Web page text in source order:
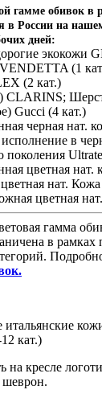
гамме обивок в
в России на
дней:
экокожи
(1
(2 кат.)
CLARINS;
Gucci (4 кат.)
черная нат.
в
поколения
цветная нат.
нат.
цветная
гамма
в рамках
кат.)
на кресле
шеврон.